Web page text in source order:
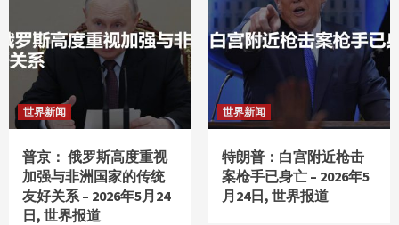
世界新闻
普京： 俄罗斯高度重视
加强与非洲国家的传统
友好关系 – 2026年5月24
日, 世界报道
世界新闻
特朗普：白宫附近枪击
案枪手已身亡 – 2026年5
月24日, 世界报道